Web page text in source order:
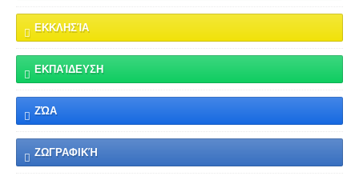
ΕΚΚΛΗΣΊΑ
ΕΚΠΑΊΔΕΥΣΗ
ΖΏΑ
ΖΩΓΡΑΦΙΚΉ